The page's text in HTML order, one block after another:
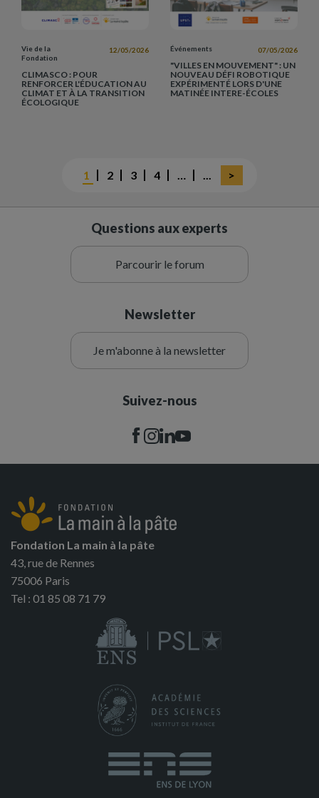
Vie de la
Fondation
12/05/2026
CLIMASCO : POUR
RENFORCER L'ÉDUCATION AU
CLIMAT ET À LA TRANSITION
ÉCOLOGIQUE
Événements 07/05/2026
"VILLES EN MOUVEMENT" : UN
NOUVEAU DÉFI ROBOTIQUE
EXPÉRIMENTÉ LORS D'UNE
MATINÉE INTERE-ÉCOLES
Page
courante
1 Page
2 Page
3 Page
4 …
Page
suivante
...
Dernière
page
>
Questions aux experts
Parcourir le forum
Newsletter
Je m'abonne à la newsletter
Suivez-nous
Fondation La main à la pâte
43, rue de Rennes
75006 Paris
Tel : 01 85 08 71 79